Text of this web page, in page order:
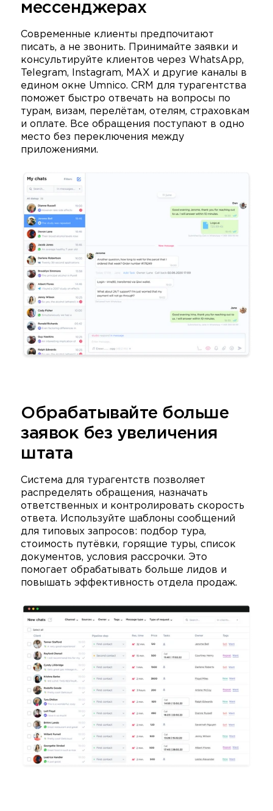
мессенджерах
Современные клиенты предпочитают
писать, а не звонить. Принимайте заявки и
консультируйте клиентов через WhatsApp,
Telegram, Instagram, MAX и другие каналы в
едином окне Umnico. CRM для турагентства
поможет быстро отвечать на вопросы по
турам, визам, перелётам, отелям, страховкам
и оплате. Все обращения поступают в одно
место без переключения между
приложениями.
Обрабатывайте больше
заявок без увеличения
штата
Система для турагентств позволяет
распределять обращения, назначать
ответственных и контролировать скорость
ответа. Используйте шаблоны сообщений
для типовых запросов: подбор тура,
стоимость путёвки, горящие туры, список
документов, условия рассрочки. Это
помогает обрабатывать больше лидов и
повышать эффективность отдела продаж.